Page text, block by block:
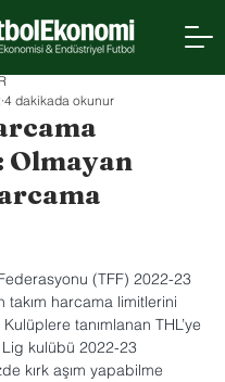
4 dakikada okunur
(TFF) 2022-23
takım harcama limitlerini
tanımlanan THL’ye
kulübü 2022-23
kırk aşım yapabilme